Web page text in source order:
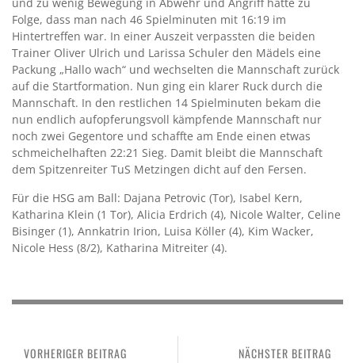
Folge, dass man nach 46 Spielminuten mit 16:19 im
Hintertreffen war. In einer Auszeit verpassten die beiden
Trainer Oliver Ulrich und Larissa Schuler den Mädels eine
Packung „Hallo wach“ und wechselten die Mannschaft zurück
auf die Startformation. Nun ging ein klarer Ruck durch die
Mannschaft. In den restlichen 14 Spielminuten bekam die
nun endlich aufopferungsvoll kämpfende Mannschaft nur
noch zwei Gegentore und schaffte am Ende einen etwas
schmeichelhaften 22:21 Sieg. Damit bleibt die Mannschaft
dem Spitzenreiter TuS Metzingen dicht auf den Fersen.
Für die HSG am Ball: Dajana Petrovic (Tor), Isabel Kern,
Katharina Klein (1 Tor), Alicia Erdrich (4), Nicole Walter, Celine
Bisinger (1), Annkatrin Irion, Luisa Köller (4), Kim Wacker,
Nicole Hess (8/2), Katharina Mitreiter (4).
NÄCHSTER BEITRAG
VORHERIGER BEITRAG